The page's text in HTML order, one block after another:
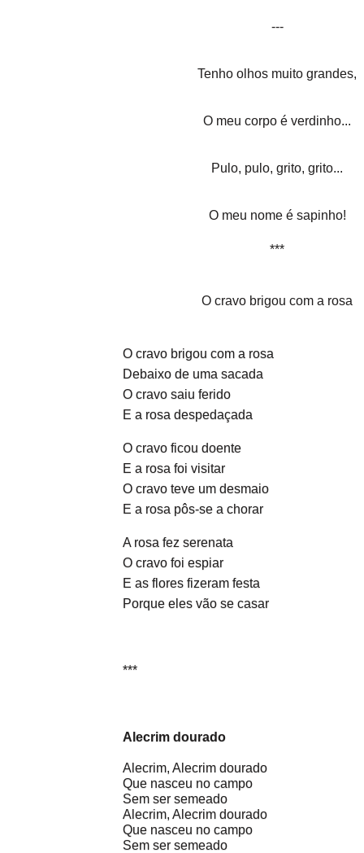
---
Tenho olhos muito grandes,
O meu corpo é verdinho...
Pulo, pulo, grito, grito...
O meu nome é sapinho!
***
O cravo brigou com a rosa
O cravo brigou com a rosa
Debaixo de uma sacada
O cravo saiu ferido
E a rosa despedaçada
O cravo ficou doente
E a rosa foi visitar
O cravo teve um desmaio
E a rosa pôs-se a chorar
A rosa fez serenata
O cravo foi espiar
E as flores fizeram festa
Porque eles vão se casar
***
Alecrim dourado
Alecrim, Alecrim dourado
Que nasceu no campo
Sem ser semeado
Alecrim, Alecrim dourado
Que nasceu no campo
Sem ser semeado